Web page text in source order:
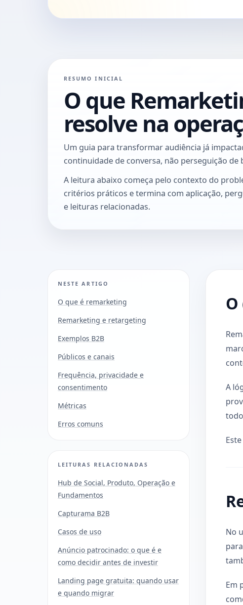
RESUMO INICIAL
O que
resolve na
Um guia para transformar audiência já
continuidade de conversa, não perseguição de
A leitura abaixo começa pelo contexto do
critérios práticos e termina com aplicação,
e leituras relacionadas.
NESTE ARTIGO
O que é remarketing
Remarketing e retargeting
Exemplos B2B
Públicos e canais
Frequência, privacidade e
consentimento
Métricas
Erros comuns
LEITURAS RELACIONADAS
Hub de Social, Produto, Operação e
Fundamentos
Capturama B2B
Casos de uso
Anúncio patrocinado: o que é e
como decidir antes de investir
Landing page gratuita: quando usar
e quando migrar
A
No
Em